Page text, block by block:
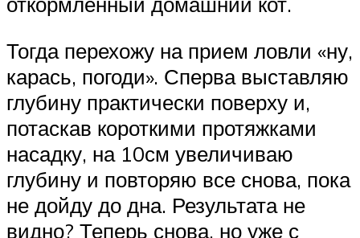
Тогда перехожу на прием ловли «ну,
карась, погоди». Сперва выставляю
глубину практически поверху и,
потаскав короткими протяжками
насадку, на 10см увеличиваю
глубину и повторяю все снова, пока
не дойду до дна. Результата не
видно? Теперь снова, но уже с